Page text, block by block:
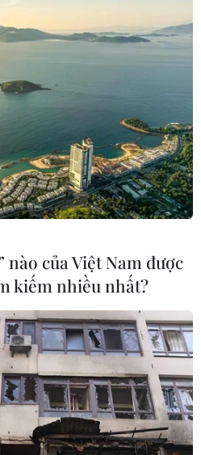
nào của Việt Nam được
kiếm nhiều nhất?